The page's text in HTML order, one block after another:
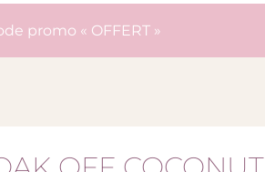
promo « OFFERT »